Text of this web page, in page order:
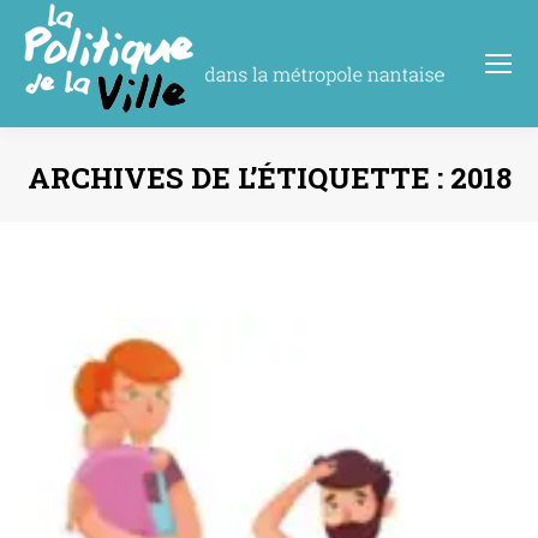
ARCHIVES DE L’ÉTIQUETTE : 2018